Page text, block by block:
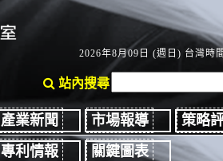
2026年8月09日 (週日) 台灣時
站內搜尋
產業新聞 市場報導
策略
專利情報
關鍵圖表